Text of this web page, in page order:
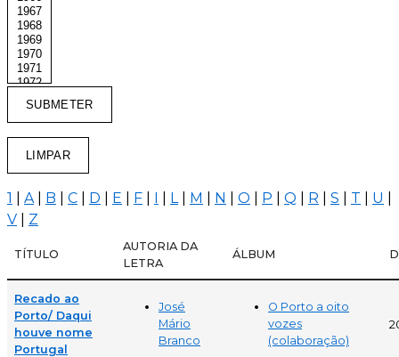
1 A B C D E F I L M N O P Q R S T U
V
Z
TÍTULO
AUTORIA DA
LETRA
ÁLBUM
Recado ao
Porto/ Daqui
houve nome
Portugal
José
Mário
Branco
O Porto a oito
vozes
(colaboração)